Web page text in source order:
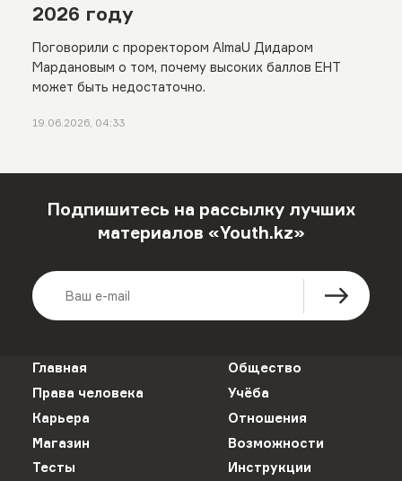
2026 году
Поговорили с проректором AlmaU Дидаром
Мардановым о том, почему высоких баллов ЕНТ
может быть недостаточно.
19.06.2026, 04:33
Подпишитесь на рассылку лучших
материалов «Youth.kz»
Главная
Общество
Права человека
Учёба
Карьера
Отношения
Магазин
Возможности
Тесты
Инструкции